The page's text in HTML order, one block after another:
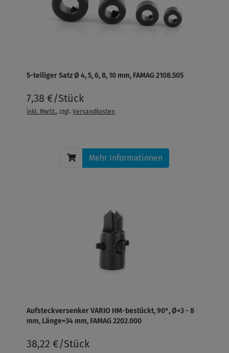
5-teiliger Satz Ø 4, 5, 6, 8, 10 mm, FAMAG 2108.505
7,38 €/Stück
inkl. MwSt., zzgl.Versandkosten
Mehr Informationen
Aufsteckversenker VARIO HM-bestückt, 90°, Ø=3 - 8
mm, Länge=34 mm, FAMAG 2202.000
38,22 €/Stück